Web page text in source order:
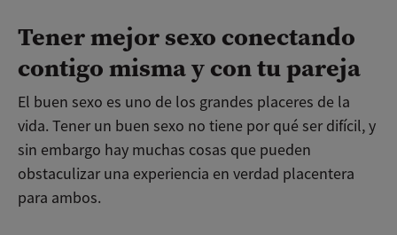
Tener mejor sexo conectando
contigo misma y con tu pareja
El buen sexo es uno de los grandes placeres de la
vida. Tener un buen sexo no tiene por qué ser difícil, y
sin embargo hay muchas cosas que pueden
obstaculizar una experiencia en verdad placentera
para ambos.